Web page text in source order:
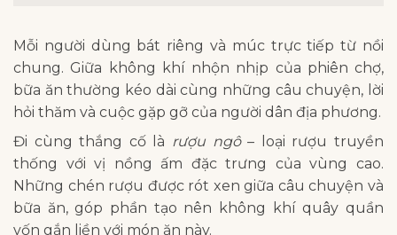
Mỗi người dùng bát riêng và múc trực tiếp từ nồi
chung. Giữa không khí nhộn nhịp của phiên chợ,
bữa ăn thường kéo dài cùng những câu chuyện, lời
hỏi thăm và cuộc gặp gỡ của người dân địa phương.
Đi cùng thắng cố là rượu ngô– loại rượu truyền
thống với vị nồng ấm đặc trưng của vùng cao.
Những chén rượu được rót xen giữa câu chuyện và
bữa ăn, góp phần tạo nên không khí quây quần
vốn gắn liền với món ăn này.